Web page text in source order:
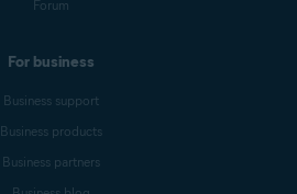
Forum
For business
Business support
Business products
Business partners